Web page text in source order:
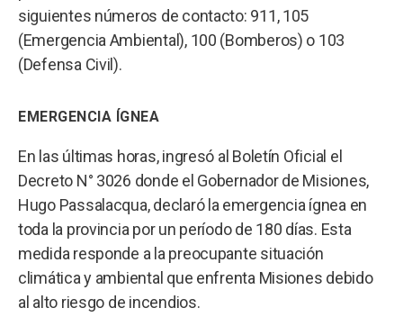
siguientes números de contacto: 911, 105
(Emergencia Ambiental), 100 (Bomberos) o 103
(Defensa Civil).
EMERGENCIA ÍGNEA
En las últimas horas, ingresó al Boletín Oficial el
Decreto N° 3026 donde el Gobernador de Misiones,
Hugo Passalacqua, declaró la emergencia ígnea en
toda la provincia por un período de 180 días. Esta
medida responde a la preocupante situación
climática y ambiental que enfrenta Misiones debido
al alto riesgo de incendios.